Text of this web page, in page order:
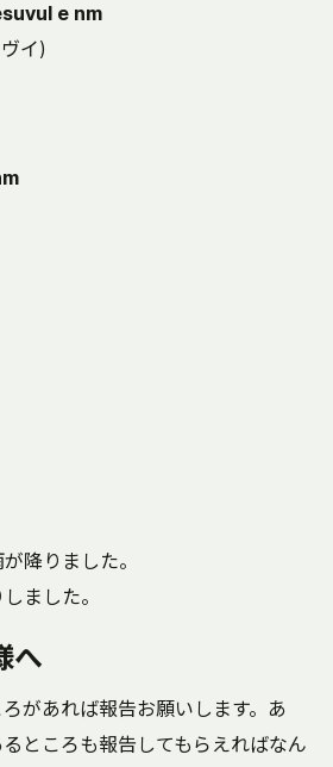
e nm
イ)
降りました。
ました。
へ
があれば報告お願いします。あ
ところも報告してもらえればなん